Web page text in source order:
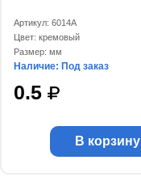
Артикул: 6014А
Цвет: кремовый
Размер: мм
Наличие: Под заказ
0.5
В корзину